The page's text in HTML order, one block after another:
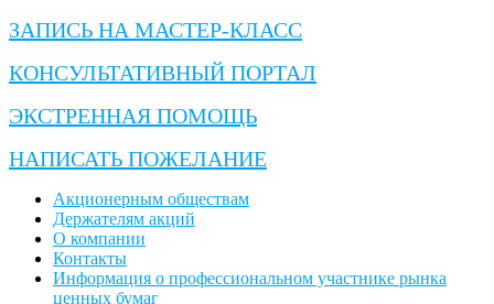
ЗАПИСЬ НА МАСТЕР-КЛАСС
КОНСУЛЬТАТИВНЫЙ ПОРТАЛ
ЭКСТРЕННАЯ ПОМОЩЬ
НАПИСАТЬ ПОЖЕЛАНИЕ
Акционерным обществам
Держателям акций
О компании
Контакты
Информация о профессиональном участнике рынка
ценных бумаг